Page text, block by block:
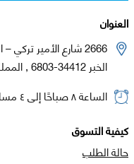
العنوان
2666 شارع الأمير تركي – الكورنيش , وحدة رقم 102
الخبر 34412-6803 , المملكة العربية السعودية
الساعة ٨ صباحًا إلى ٤ مساء من الأحد إلى الخميس
كيفية التسوق
حالة الطلب